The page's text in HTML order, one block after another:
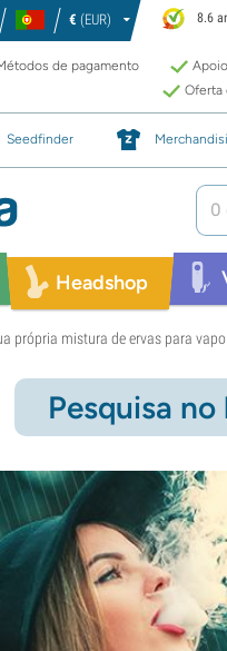
€ (EUR) 8.6
de pagamento
Oferta
Seedfinder
Headshop
própria mistura de ervas para
Pesquisa no